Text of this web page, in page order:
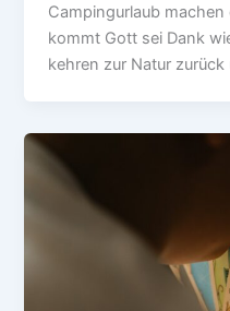
Campingurlaub
kommt Gott sei Dank
kehren zur Natur